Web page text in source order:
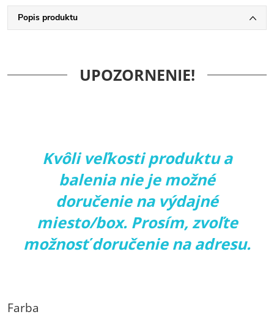
Popis produktu
UPOZORNENIE!
Kvôli veľkosti produktu a
balenia nie je možné
doručenie na výdajné
miesto/box. Prosím, zvoľte
možnosť doručenie na adresu.
Farba